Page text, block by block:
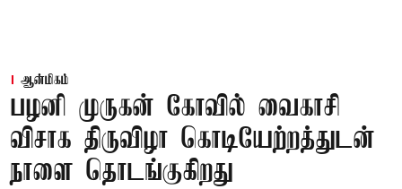
ஆன்மிகம்
பழனி முருகன் கோவில் வைகாசி
விசாக திருவிழா கொடியேற்றத்துடன்
நாளை தொடங்குகிறது